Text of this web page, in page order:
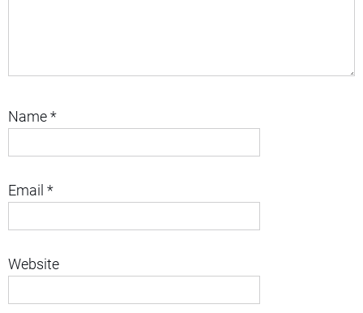
Name*
Email *
Website